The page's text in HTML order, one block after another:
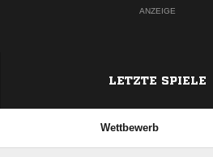
ANZEIGE
LETZTE SPIELE
Wettbewerb